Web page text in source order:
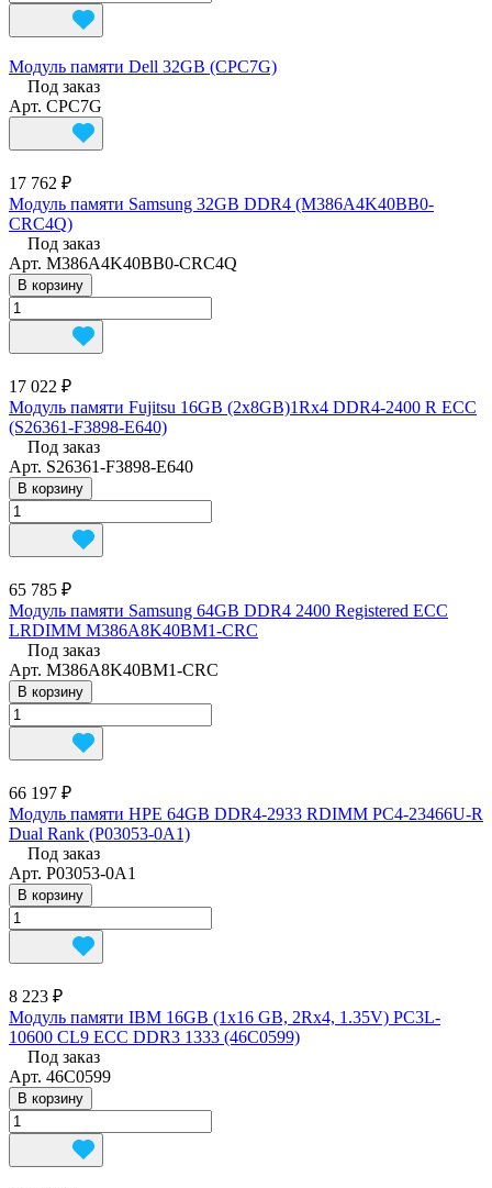
Модуль памяти Dell 32GB (CPC7G)
Под заказ
Арт. CPC7G
17 762 ₽
Модуль памяти Samsung 32GB DDR4 (M386A4K40BB0-
CRC4Q)
Под заказ
Арт. M386A4K40BB0-CRC4Q
В корзину
17 022 ₽
Модуль памяти Fujitsu 16GB (2x8GB)1Rx4 DDR4-2400 R ECC
(S26361-F3898-E640)
Под заказ
Арт. S26361-F3898-E640
В корзину
65 785 ₽
Модуль памяти Samsung 64GB DDR4 2400 Registered ECC
LRDIMM M386A8K40BM1-CRC
Под заказ
Арт. M386A8K40BM1-CRC
В корзину
66 197 ₽
Модуль памяти HPE 64GB DDR4-2933 RDIMM PC4-23466U-R
Dual Rank (P03053-0A1)
Под заказ
Арт. P03053-0A1
В корзину
8 223 ₽
Модуль памяти IBM 16GB (1x16 GB, 2Rx4, 1.35V) PC3L-
10600 CL9 ECC DDR3 1333 (46C0599)
Под заказ
Арт. 46C0599
В корзину